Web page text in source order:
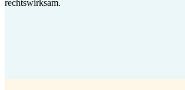
rechtswirksam.